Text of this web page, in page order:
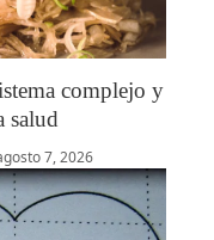
complejo y
salud
7, 2026